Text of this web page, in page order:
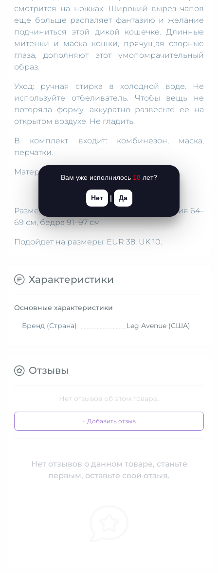
смотрится на ножках. Широкий вырез чапов
еще больше распаляет фантазию и желание
подчиниться этой дикой кошечке. Длинные
митенки и маска кошки, прячущая озорные
глаза, дополняют этот умопомрачительный
образ.
Уход: ручная стирка в холодной воде. Не
используйте отбеливатель. Чтобы вещь не
потеряла форму, аккуратно развесьте ее на
открытом воздухе. Не гладить.
В комплект входит: комбинезон, маска,
перчатки.
Материал: 90 % полиэстер, 10 % спандекс.
Размер M: грудь 86–91 см, чашка В–С, талия 64–
69 см, бедра 91–97 см.
Подойдет на размеры: EUR 38, UK 10.
Характеристики
Основные характеристики
Бренд (Страна) Leg Avenue (США)
Отзывы
Нет отзывов об этом товаре.
+ Добавить отзыв
Нет отзывов о данном товаре, станьте
первым, оставьте свой отзыв.
Вам уже исполнилось 18 лет?
Нет | Да